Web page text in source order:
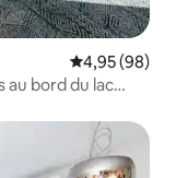
Évaluation
4,95 (98)
au bord du lac